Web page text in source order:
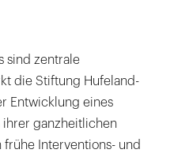
sind zentrale
die Stiftung Hufeland-
Entwicklung eines
ihrer ganzheitlichen
frühe Interventions- und